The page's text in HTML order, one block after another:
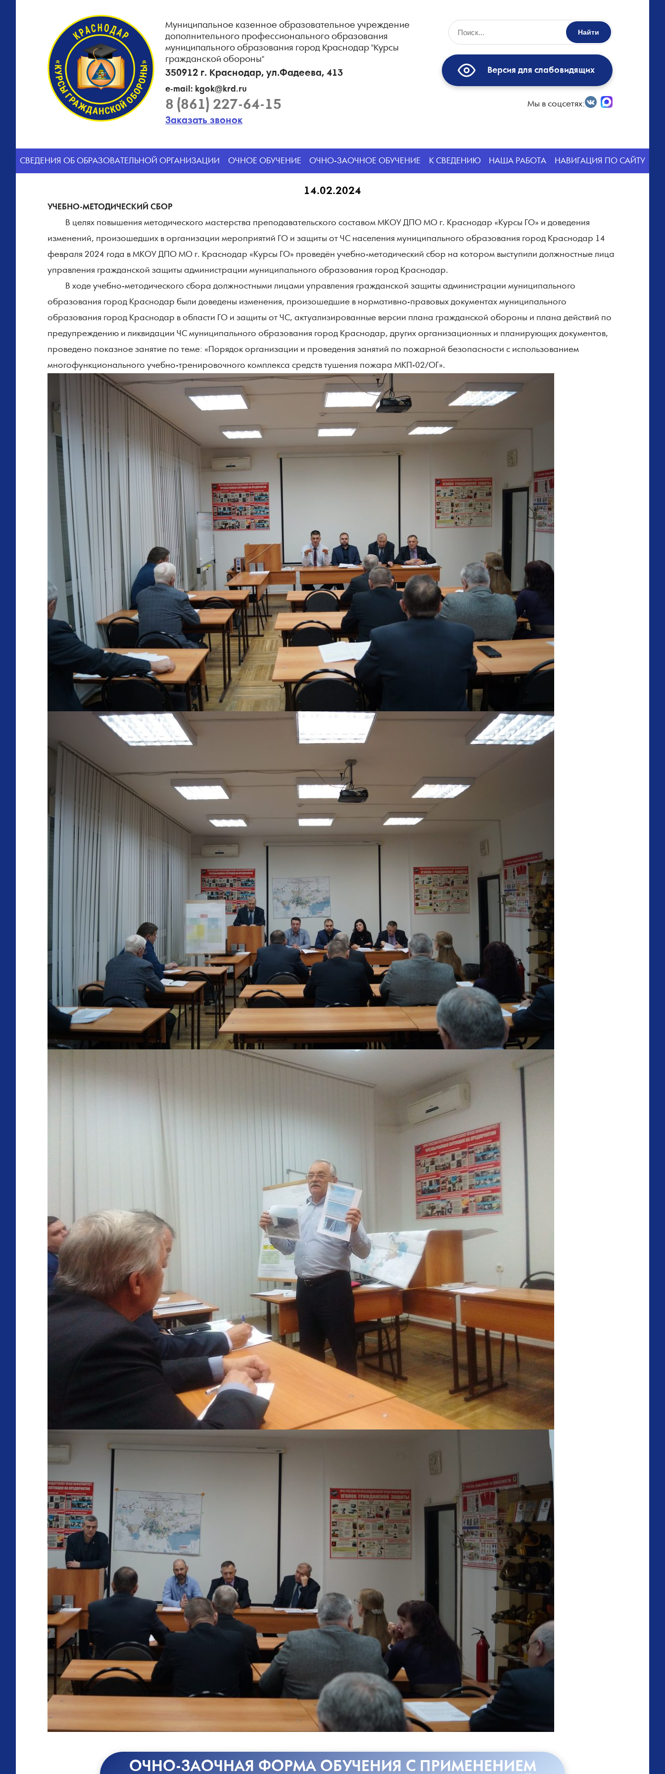
Муниципальное казенное образовательное учреждение
дополнительного профессионального образования
муниципального образования город Краснодар "Курсы
гражданской обороны"
350912 г. Краснодар, ул.Фадеева, 413
e-mail: kgok@krd.ru
8 (861) 227-64-15
Заказать звонок
Найти
Версия для слабовидящих
Мы в соцсетях:
CВЕДЕНИЯ ОБ ОБРАЗОВАТЕЛЬНОЙ ОРГАНИЗАЦИИ ОЧНОЕ ОБУЧЕНИЕ ОЧНО-ЗАОЧНОЕ ОБУЧЕНИЕ К СВЕДЕНИЮ НАША РАБОТА НАВИГАЦИЯ ПО САЙТУ
14.02.2024
УЧЕБНО-МЕТОДИЧЕСКИЙ СБОР
В целях повышения методического мастерства преподавательского составом МКОУ ДПО МО г. Краснодар «Курсы ГО» и доведения
изменений, произошедших в организации мероприятий ГО и защиты от ЧС населения муниципального образования город Краснодар 14
февраля 2024 года в МКОУ ДПО МО г. Краснодар «Курсы ГО» проведён учебно-методический сбор на котором выступили должностные лица
управления гражданской защиты администрации муниципального образования город Краснодар.
В ходе учебно-методического сбора должностными лицами управления гражданской защиты администрации муниципального
образования город Краснодар были доведены изменения, произошедшие в нормативно-правовых документах муниципального
образования город Краснодар в области ГО и защиты от ЧС, актуализированные версии плана гражданской обороны и плана действий по
предупреждению и ликвидации ЧС муниципального образования город Краснодар, других организационных и планирующих документов,
проведено показное занятие по теме: «Порядок организации и проведения занятий по пожарной безопасности с использованием
многофункционального учебно-тренировочного комплекса средств тушения пожара МКП-02/ОГ».
ОЧНО-ЗАОЧНАЯ ФОРМА ОБУЧЕНИЯ С ПРИМЕНЕНИЕМ